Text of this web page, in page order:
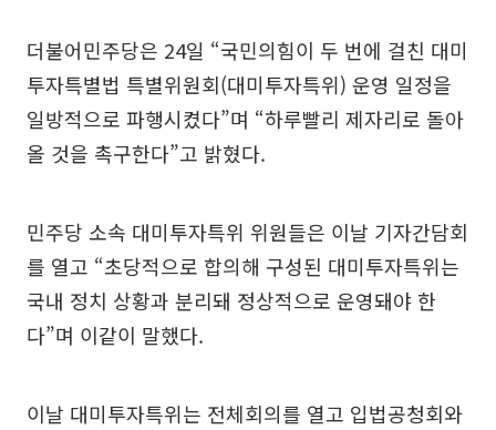
더불어민주당은 24일 “국민의힘이 두 번에 걸친 대미
투자특별법 특별위원회(대미투자특위) 운영 일정을
일방적으로 파행시켰다”며 “하루빨리 제자리로 돌아
올 것을 촉구한다”고 밝혔다.
민주당 소속 대미투자특위 위원들은 이날 기자간담회
를 열고 “초당적으로 합의해 구성된 대미투자특위는
국내 정치 상황과 분리돼 정상적으로 운영돼야 한
다”며 이같이 말했다.
이날 대미투자특위는 전체회의를 열고 입법공청회와